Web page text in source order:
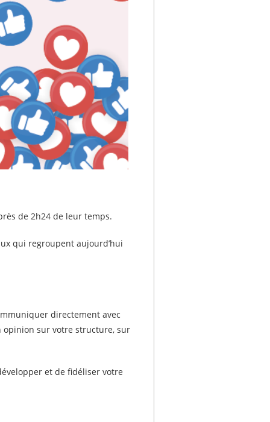
de 2h24 de leur temps.
qui regroupent aujourd’hui
directement avec
opinion sur votre structure, sur
et de fidéliser votre